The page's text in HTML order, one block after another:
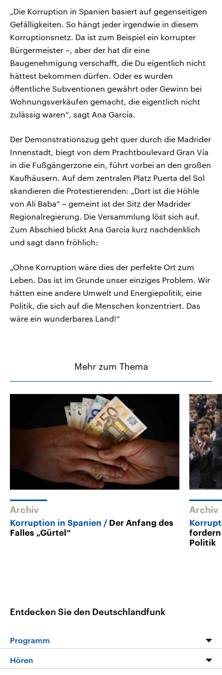
„Die Korruption in Spanien basiert auf gegenseitigen
Gefälligkeiten. So hängt jeder irgendwie in diesem
Korruptionsnetz. Da ist zum Beispiel ein korrupter
Bürgermeister –, aber der hat dir eine
Baugenehmigung verschafft, die Du eigentlich nicht
hättest bekommen dürfen. Oder es wurden
öffentliche Subventionen gewährt oder Gewinn bei
Wohnungsverkäufen gemacht, die eigentlich nicht
zulässig waren“, sagt Ana García.
Der Demonstrationszug geht quer durch die Madrider
Innenstadt, biegt von dem Prachtboulevard Gran Vía
in die Fußgängerzone ein, führt vorbei an den großen
Kaufhäusern. Auf dem zentralen Platz Puerta del Sol
skandieren die Protestierenden: „Dort ist die Höhle
von Ali Baba“ – gemeint ist der Sitz der Madrider
Regionalregierung. Die Versammlung löst sich auf.
Zum Abschied blickt Ana García kurz nachdenklich
und sagt dann fröhlich:
„Ohne Korruption wäre dies der perfekte Ort zum
Leben. Das ist im Grunde unser einziges Problem. Wir
hätten eine andere Umwelt und Energiepolitik, eine
Politik, die sich auf die Menschen konzentriert. Das
wäre ein wunderbares Land!“
Mehr zum Thema
Archiv
Korruption in Spanien
Der Anfang des
Falles „Gürtel“
Archiv
fordern
Politik
Entdecken Sie den Deutschlandfunk
Programm
Programm
Hören